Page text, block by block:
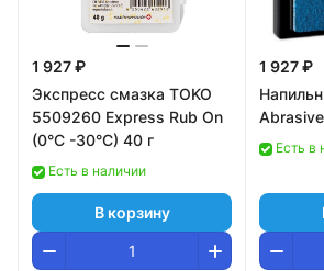
1 927 ₽
Экспресс смазка TOKO
5509260 Express Rub On
(0°С -30°С) 40 г
Есть в наличии
В корзину
1 927 ₽
Есть в